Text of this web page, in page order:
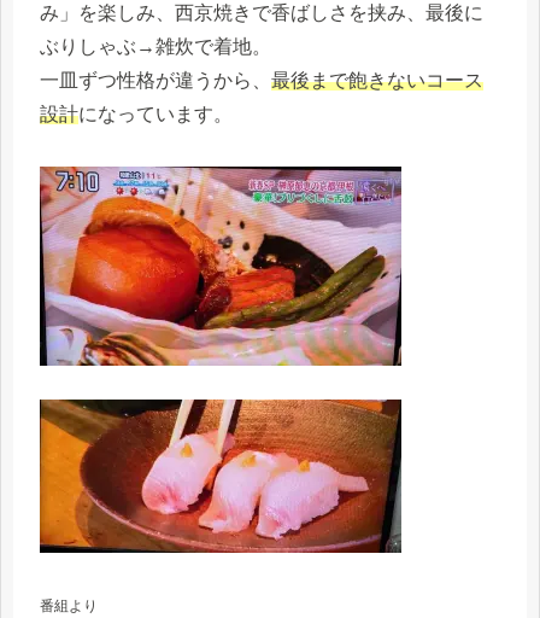
み」を楽しみ、西京焼きで香ばしさを挟み、最後に
ぶりしゃぶ→雑炊で着地。
一皿ずつ性格が違うから、 最後まで飽きないコース
設計になっています。
番組より